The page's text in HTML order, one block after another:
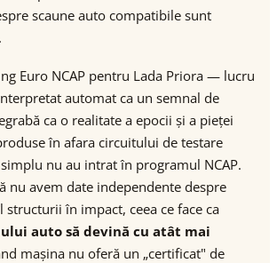
scaune auto compatibile sunt
Euro NCAP pentru Lada Priora — lucru
automat ca un semnal de
ca o realitate a epocii și a pieței
în afara circuitului de testare
nu au intrat în programul NCAP.
nu avem date independente despre
în impact, ceea ce face ca
auto să devină cu atât mai
mașina nu oferă un „certificat" de